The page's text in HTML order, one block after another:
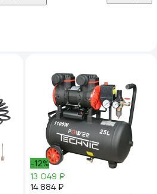
-12%
13 049 ₽
14 884 ₽